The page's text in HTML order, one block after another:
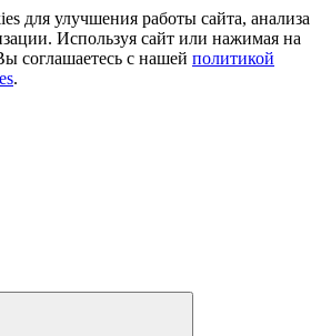
для улучшения работы сайта, анализа
Используя сайт или нажимая на
соглашаетесь с нашей политикой
.